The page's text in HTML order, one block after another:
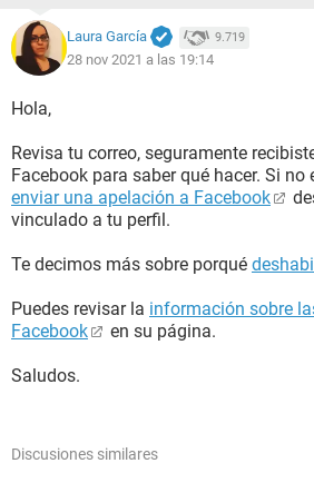
Laura García 9.719
28 nov 2021 a las 19:14
Hola,
Revisa tu correo, seguramente
Facebook para saber qué hacer. Si no
enviar una apelación a Facebook
vinculado a tu perfil.
Te decimos más sobre porqué
Puedes revisar la información sobre
Facebook
en su página.
Saludos.
Discusiones similares